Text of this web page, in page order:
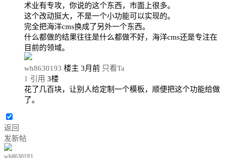
术业有专攻，你说的这个东西，市面上很多。
这个改动挺大，不是一个小功能可以实现的。
完全把海洋cms换成了另外一个东西。
什么都做的结果往往是什么都做不好，海洋cms还是专注在
目前的领域。
wh8630193 楼主 3月前 只看Ta
1 引用 3楼
花了几百块，让别人给定制一个模板，顺便把这个功能给做
了。
返回
发新帖
wh8630193